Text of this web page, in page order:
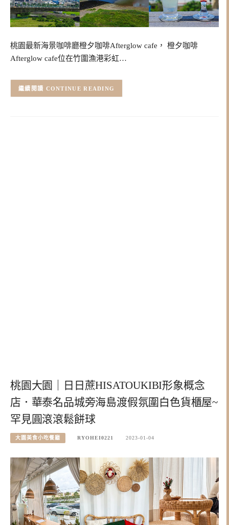
桃園最新海景咖啡廳橙夕咖啡Afterglow cafe， 橙夕咖啡
Afterglow cafe位在竹圍漁港彩虹…
CONTINUE READING
桃園大園｜日日蔗HISATOUKIBI形象概念
店．華泰名品城旁海島渡假氛圍白色貨櫃屋~
罕見圓滾滾鬆餅球
大園美食小吃餐廳 RYOHEI0221 2023-01-04